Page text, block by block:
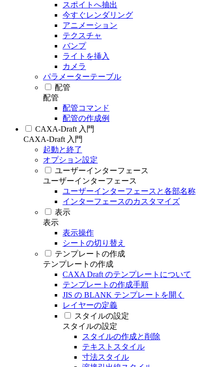
スポイトへ抽出
今すぐレンダリング
アニメーション
テクスチャ
バンプ
ライトを挿入
カメラ
パラメーターテーブル
配管
配管
配管コマンド
配管の作成例
CAXA-Draft 入門
CAXA-Draft 入門
起動と終了
オプション設定
ユーザーインターフェース
ユーザーインターフェース
ユーザーインターフェースと各部名称
インターフェースのカスタマイズ
表示
表示
表示操作
シートの切り替え
テンプレートの作成
テンプレートの作成
CAXA Draft のテンプレートについて
テンプレートの作成手順
JIS の BLANK テンプレートを開く
レイヤーの定義
スタイルの設定
スタイルの設定
スタイルの作成と削除
テキストスタイル
寸法スタイル